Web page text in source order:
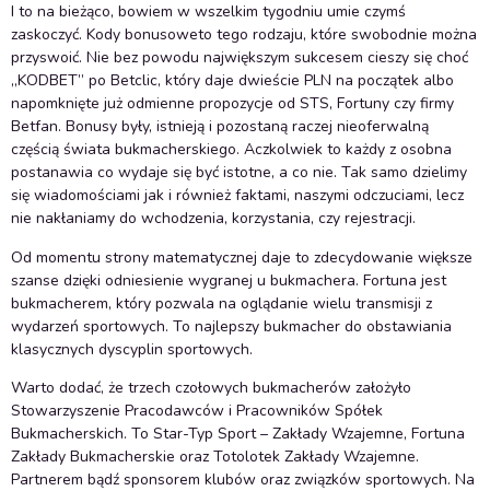
I to na bieżąco, bowiem w wszelkim tygodniu umie czymś
zaskoczyć. Kody bonusoweto tego rodzaju, które swobodnie można
przyswoić. Nie bez powodu największym sukcesem cieszy się choć
„KODBET” po Betclic, który daje dwieście PLN na początek albo
napomknięte już odmienne propozycje od STS, Fortuny czy firmy
Betfan. Bonusy były, istnieją i pozostaną raczej nieoferwalną
częścią świata bukmacherskiego. Aczkolwiek to każdy z osobna
postanawia co wydaje się być istotne, a co nie. Tak samo dzielimy
się wiadomościami jak i również faktami, naszymi odczuciami, lecz
nie nakłaniamy do wchodzenia, korzystania, czy rejestracji.
Od momentu strony matematycznej daje to zdecydowanie większe
szanse dzięki odniesienie wygranej u bukmachera. Fortuna jest
bukmacherem, który pozwala na oglądanie wielu transmisji z
wydarzeń sportowych. To najlepszy bukmacher do obstawiania
klasycznych dyscyplin sportowych.
Warto dodać, że trzech czołowych bukmacherów założyło
Stowarzyszenie Pracodawców i Pracowników Spółek
Bukmacherskich. To Star-Typ Sport – Zakłady Wzajemne, Fortuna
Zakłady Bukmacherskie oraz Totolotek Zakłady Wzajemne.
Partnerem bądź sponsorem klubów oraz związków sportowych. Na